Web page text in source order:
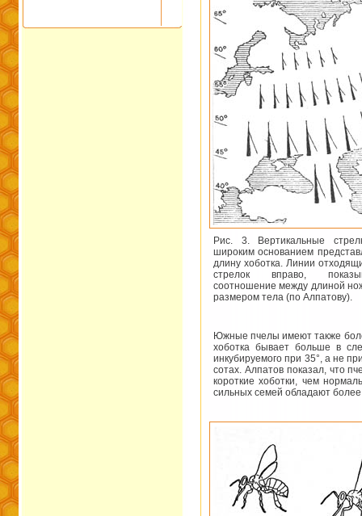
Рис. 3. Вертикальные
широким основанием
длину хоботка. Линии
стрелок вправо,
соотношение между длиной
размером тела (по Алпатову).
Южные пчелы имеют также
хоботка бывает больше в
инкубируемого при 35°, а не
сотах. Алпатов показал, что
короткие хоботки, чем
сильных семей обладают